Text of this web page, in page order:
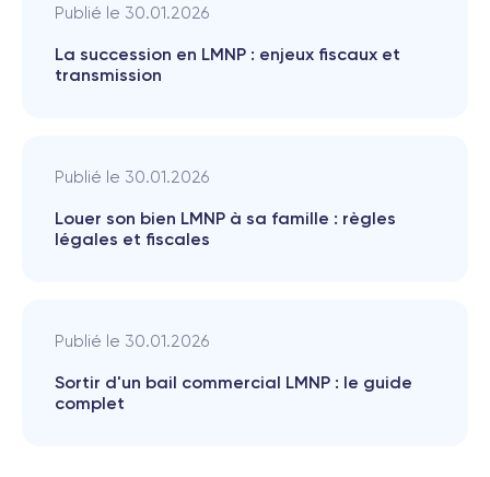
Publié le 30.01.2026
La succession en LMNP : enjeux fiscaux et
transmission
Publié le 30.01.2026
Louer son bien LMNP à sa famille : règles
légales et fiscales
Publié le 30.01.2026
Sortir d'un bail commercial LMNP : le guide
complet